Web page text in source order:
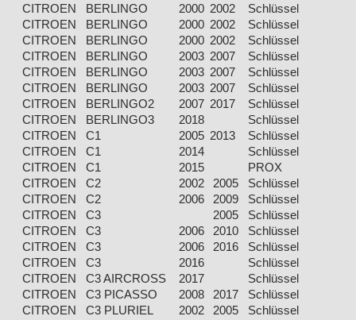
CITROEN
BERLINGO 2000 2002 Schlüssel
CITROEN
BERLINGO 2000 2002 Schlüssel
CITROEN
BERLINGO 2000 2002 Schlüssel
CITROEN
BERLINGO 2003 2007 Schlüssel
CITROEN
BERLINGO 2003 2007 Schlüssel
CITROEN
BERLINGO 2003 2007 Schlüssel
CITROEN
BERLINGO2 2007 2017 Schlüssel
CITROEN
BERLINGO3 2018 Schlüssel
CITROEN
C1 2005 2013 Schlüssel
CITROEN
C1 2014 Schlüssel
CITROEN
C1 2015 PROX
CITROEN
C2 2002 2005 Schlüssel
CITROEN
C2 2006 2009 Schlüssel
CITROEN
C3 2005 Schlüssel
CITROEN
C3 2006 2010 Schlüssel
CITROEN
C3 2006 2016 Schlüssel
CITROEN
C3 2016 Schlüssel
CITROEN
C3 AIRCROSS 2017 Schlüssel
CITROEN
C3 PICASSO 2008 2017 Schlüssel
CITROEN
C3 PLURIEL 2002 2005 Schlüssel